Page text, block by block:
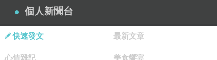
好穿流行內衣開箱分享
個人新聞台
快速發文 最新文章
心情雜記 美食饗宴